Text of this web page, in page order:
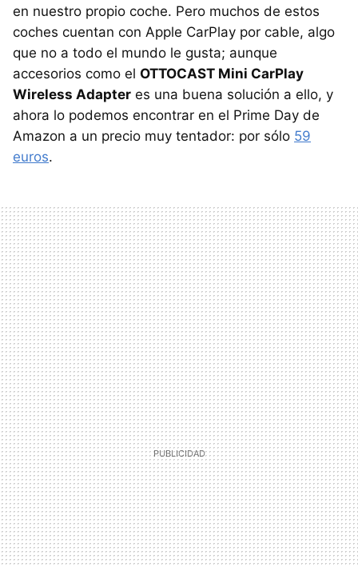
en nuestro propio coche. Pero muchos de estos
coches cuentan con Apple CarPlay por cable, algo
que no a todo el mundo le gusta; aunque
accesorios como el OTTOCAST Mini CarPlay
Wireless Adapter es una buena solución a ello, y
ahora lo podemos encontrar en el Prime Day de
Amazon a un precio muy tentador: por sólo 59
euros.